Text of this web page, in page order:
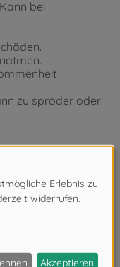
bei
zu spröder oder
geeignet.